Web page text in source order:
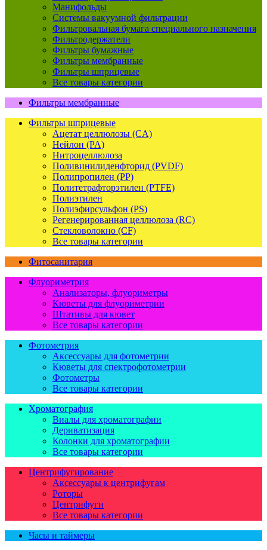
Манифольды
Системы вакуумной фильтрации
Фильтровальная бумага специального назначения
Фильтродержатели
Фильтры бумажные
Фильтры мембранные
Фильтры шприцевые
Все товары категории
Фильтры мембранные
Фильтры шприцевые
Ацетат целлюлозы (CA)
Нейлон (PA)
Нитроцеллюлоза
Поливинилиденфторид (PVDF)
Полипропилен (PP)
Политетрафторэтилен (PTFE)
Полиэтилен
Полиэфирсульфон (PS)
Регенерированная целлюлоза (RC)
Стекловолокно (CF)
Все товары категории
Фитосанитария
Флуориметрия
Анализаторы, флуориметры
Кюветы для флуориметрии
Штативы для кювет
Все товары категории
Фотометрия
Аксессуары для фотометрии
Кюветы для спектрофотометрии
Фотометры
Все товары категории
Хроматография
Виалы для хроматографии
Дериватизация
Колонки для хроматографии
Все товары категории
Центрифугирование
Аксессуары к центрифугам
Роторы
Центрифуги
Все товары категории
Часы и таймеры